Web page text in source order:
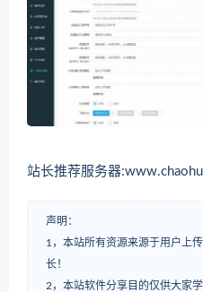
站长推荐服务器
声明：
1，本站所有资源来源于用户上
长！
2，本站软件分享目的仅供大家